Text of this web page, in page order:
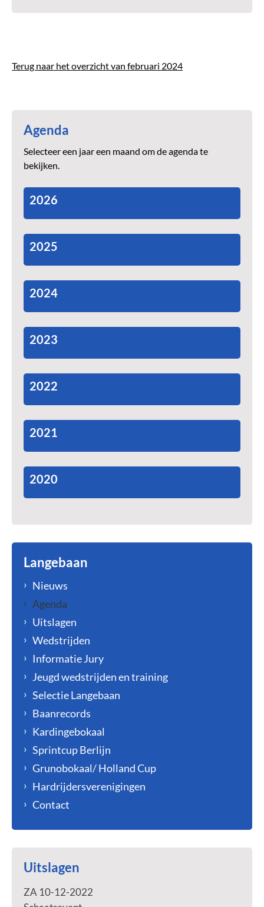
Terug naar het overzicht van februari 2024
Agenda
Selecteer een jaar een maand om de agenda te
bekijken.
2026
2025
2024
2023
2022
2021
2020
Langebaan
Nieuws
Agenda
Uitslagen
Wedstrijden
Informatie Jury
Jeugd wedstrijden en training
Selectie Langebaan
Baanrecords
Kardingebokaal
Sprintcup Berlijn
Grunobokaal/ Holland Cup
Hardrijdersverenigingen
Contact
Uitslagen
ZA 10-12-2022